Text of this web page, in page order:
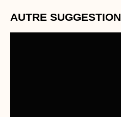
AUTRE SUGGESTION